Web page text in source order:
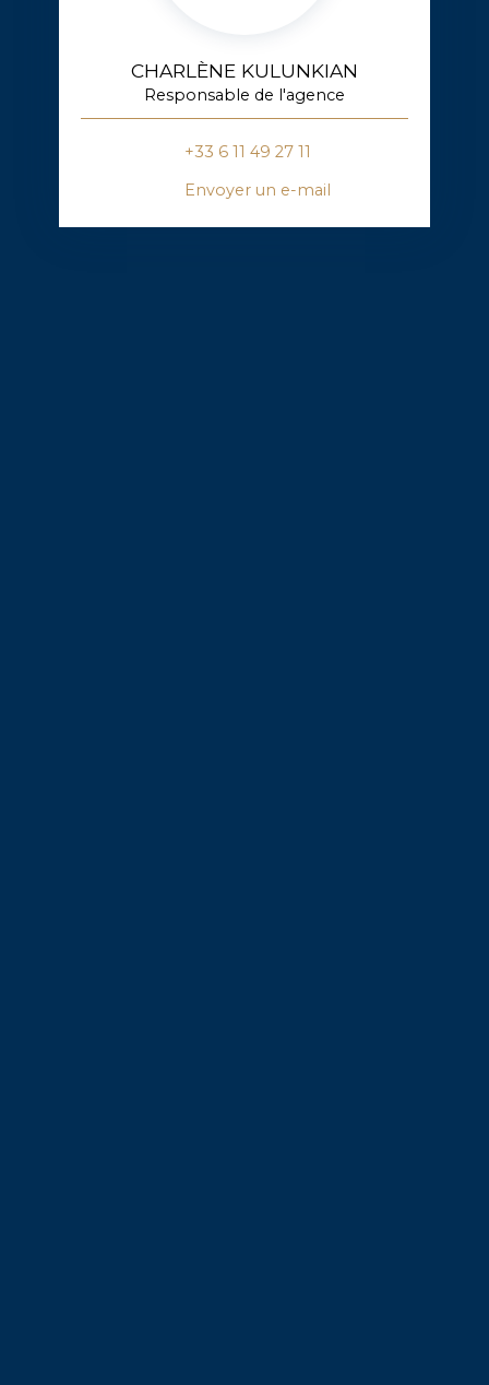
CHARLÈNE KULUNKIAN
Responsable de l'agence
+33 6 11 49 27 11
Envoyer un e-mail